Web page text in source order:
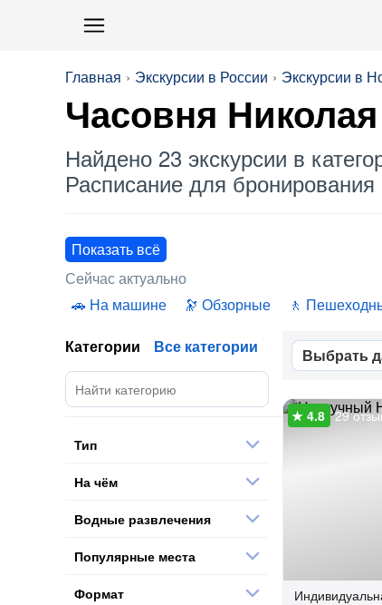
Главная Экскурсии в России Экскурсии в
Часовня
Найдено 23 экскурсии в
Расписание для бронирования
Показать всё
Сейчас актуально
На машине
Обзорные
Выбрать
29
Категории Все категории
Тип
На чём
Водные развлечения
Популярные места
Формат